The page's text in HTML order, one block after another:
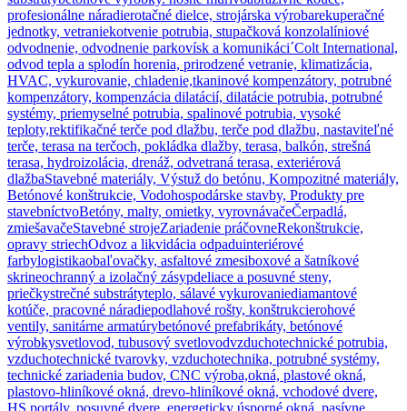
profesionálne náradierotačné dielce, strojárska výrobarekuperačné
jednotky, vetraniekotvenie potrubia, stupačková konzolalíniové
odvodnenie, odvodnenie parkovísk a komunikáci´Colt International,
odvod tepla a splodín horenia, prirodzené vetranie, klimatizácia,
HVAC, vykurovanie, chladenie,tkaninové kompenzátory, potrubné
kompenzátory, kompenzácia dilatácií, dilatácie potrubia, potrubné
systémy, priemyselné potrubia, spalinové potrubia, vysoké
teploty,rektifikačné terče pod dlažbu, terče pod dlažbu, nastaviteľné
terče, terasa na terčoch, pokládka dlažby, terasa, balkón, strešná
terasa, hydroizolácia, drenáž, odvetraná terasa, exteriérová
dlažbaStavebné materiály, Výstuž do betónu, Kompozitné materiály,
Betónové konštrukcie, Vodohospodárske stavby, Produkty pre
stavebníctvoBetóny, malty, omietky, vyrovnávačeČerpadlá,
zmiešavačeStavebné strojeZariadenie práčovneRekonštrukcie,
opravy striechOdvoz a likvidácia odpaduinteriérové
farbylogistikaobaľovačky, asfaltové zmesiboxové a šatníkové
skrineochranný a izolačný zásypdeliace a posuvné steny,
priečkystrečné substrátyteplo, sálavé vykurovaniediamantové
kotúče, pracovné náradiepodlahové rošty, konštrukcierohové
ventily, sanitárne armatúrybetónové prefabrikáty, betónové
výrobkysvetlovod, tubusový svetlovodvzduchotechnické potrubia,
vzduchotechnické tvarovky, vzduchotechnika, potrubné systémy,
technické zariadenia budov, CNC výroba,okná, plastové okná,
plastovo-hliníkové okná, drevo-hliníkové okná, vchodové dvere,